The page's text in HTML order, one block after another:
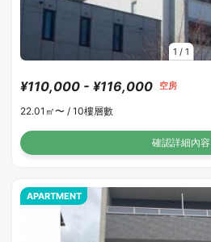
1 / 1
¥110,000 - ¥116,000 空房
22.01㎡〜 / 10樓層數
確認詳細內容
APARTMENT